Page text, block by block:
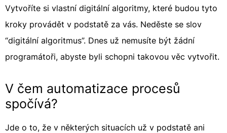
Vytvoříte si vlastní digitální algoritmy, které budou tyto
kroky provádět v podstatě za vás. Neděste se slov
“digitální algoritmus”. Dnes už nemusíte být žádní
programátoři, abyste byli schopni takovou věc vytvořit.
V čem automatizace procesů
spočívá?
Jde o to, že v některých situacích už v podstatě ani